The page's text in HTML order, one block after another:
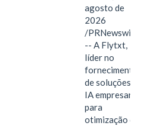
agosto de
2026
/PRNewswire/
-- A Flytxt,
líder no
fornecimento
de soluções de
IA empresarial
para
otimização de